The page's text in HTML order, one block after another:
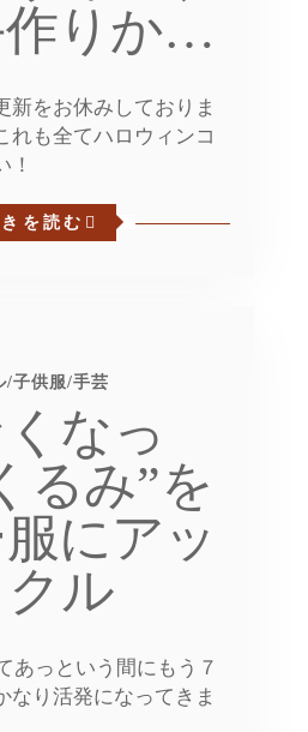
作りか…
新をお休みしておりま
れも全てハロウィンコ
！
を読む
/子供服/手芸
なっ
るみ”を
にアッ
ル
あっという間にもう７
なり活発になってきま